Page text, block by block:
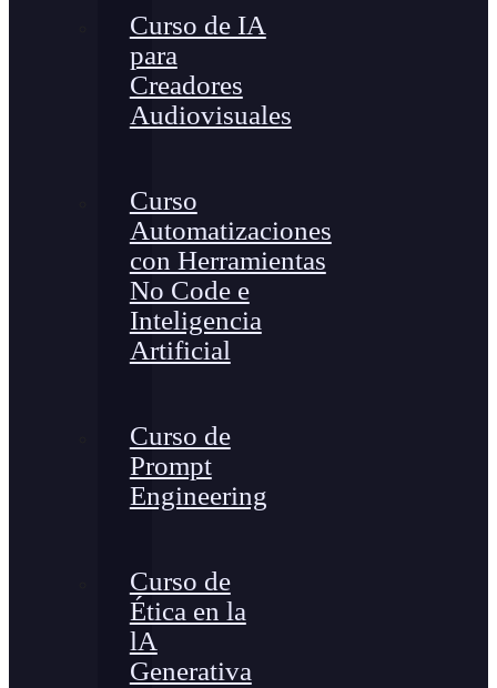
Curso de IA
para
Creadores
Audiovisuales
Curso
Automatizaciones
con Herramientas
No Code e
Inteligencia
Artificial
Curso de
Prompt
Engineering
Curso de
Ética en la
lA
Generativa